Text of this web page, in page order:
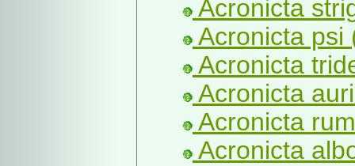
Acronicta
Acronicta psi
Acronicta
Acronicta
Acronicta
Acronicta